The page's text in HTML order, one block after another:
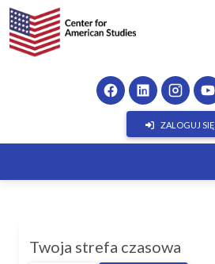
ZALOGUJ SIĘ
Twoja strefa czasowa